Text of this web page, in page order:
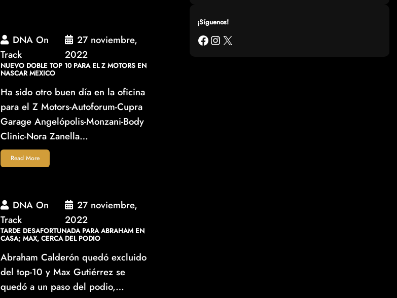
DNA On
Track
27 noviembre,
2022
NUEVO DOBLE TOP 10 PARA EL Z MOTORS EN
NASCAR MEXICO
Ha sido otro buen día en la oficina
para el Z Motors-Autoforum-Cupra
Garage Angelópolis-Monzani-Body
Clinic-Nora Zanella…
Read More
DNA On
Track
27 noviembre,
2022
TARDE DESAFORTUNADA PARA ABRAHAM EN
CASA; MAX, CERCA DEL PODIO
Abraham Calderón quedó excluido
del top-10 y Max Gutiérrez se
quedó a un paso del podio,…
¡Síguenos!
Facebook Instagram X